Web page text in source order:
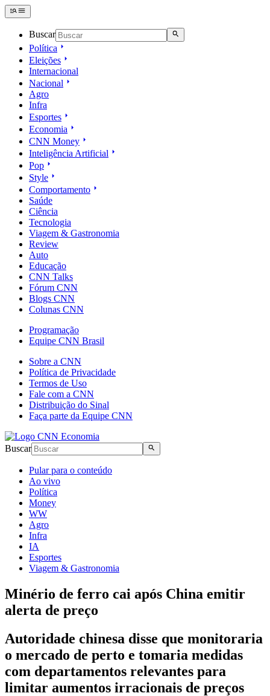
Buscar
Política
Eleições
Internacional
Nacional
Agro
Infra
Esportes
Economia
CNN Money
Inteligência Artificial
Pop
Style
Comportamento
Saúde
Ciência
Tecnologia
Viagem & Gastronomia
Review
Auto
Educação
CNN Talks
Fórum CNN
Blogs CNN
Colunas CNN
Programação
Equipe CNN Brasil
Sobre a CNN
Política de Privacidade
Termos de Uso
Fale com a CNN
Distribuição do Sinal
Faça parte da Equipe CNN
Buscar
Pular para o conteúdo
Ao vivo
Política
Money
WW
Agro
Infra
IA
Esportes
Viagem & Gastronomia
Minério de ferro cai após China emitir
alerta de preço
Autoridade chinesa disse que monitoraria
o mercado de perto e tomaria medidas
com departamentos relevantes para
limitar aumentos irracionais de preços